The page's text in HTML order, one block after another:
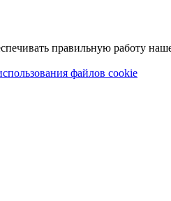
правильную работу
файлов cookie